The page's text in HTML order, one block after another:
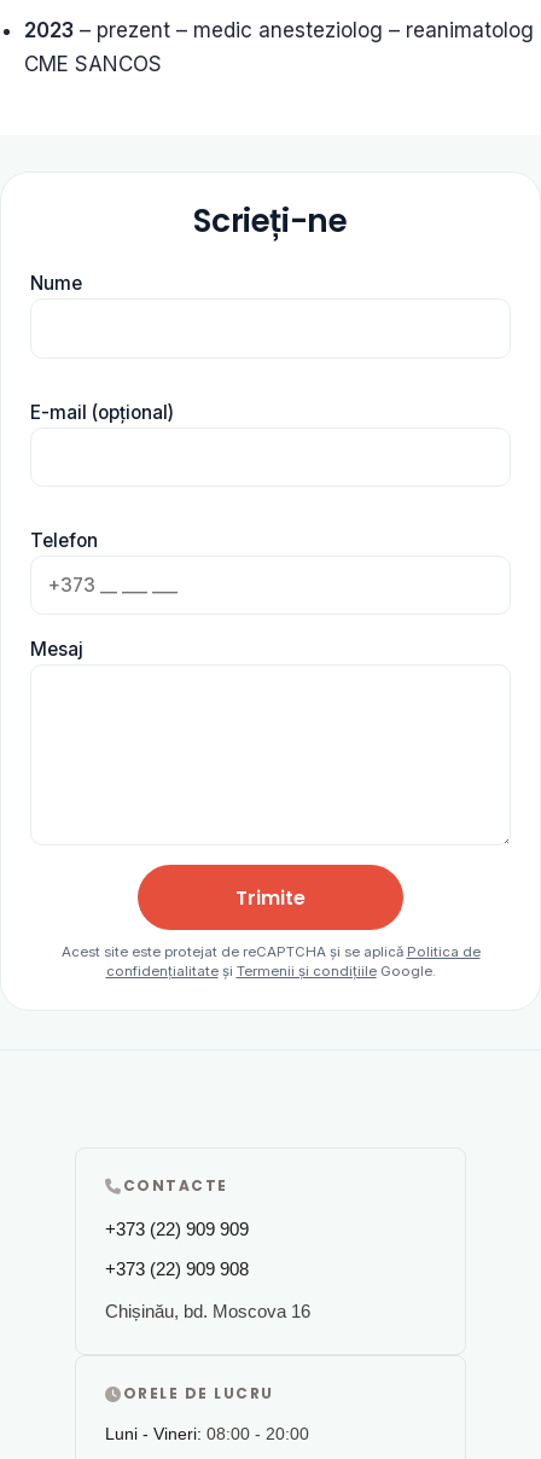
2023 – prezent – medic anesteziolog – reanimatolog
CME SANCOS
Scrieți-ne
Nume
E-mail (opțional)
Telefon
Mesaj
Trimite
Acest site este protejat de reCAPTCHA și se aplică Politica de
confidențialitateși Termenii și condițiileGoogle.
CONTACTE
+373 (22) 909 909
+373 (22) 909 908
Chișinău, bd. Moscova 16
ORELE DE LUCRU
Luni - Vineri: 08:00 - 20:00